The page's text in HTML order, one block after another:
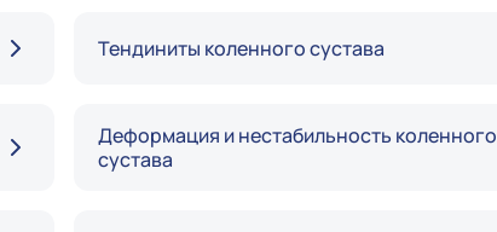
Тендиниты коленного сустава
Деформация и нестабильность коленного
сустава